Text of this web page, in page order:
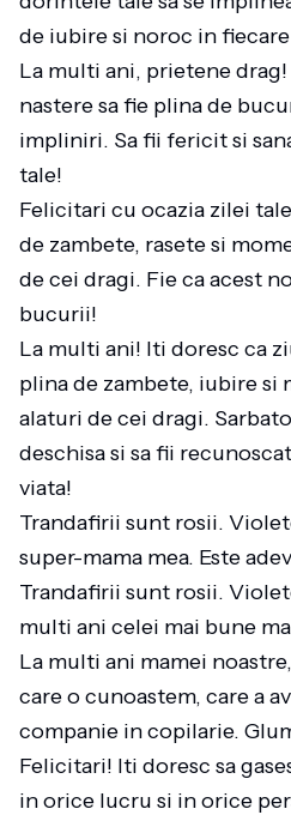
de iubire si noroc in
La multi ani, prietene
nastere sa fie plina de
impliniri. Sa fii fericit si
tale!
Felicitari cu ocazia zilei
de zambete, rasete si
de cei dragi. Fie ca acest
bucurii!
La multi ani! Iti doresc ca
plina de zambete, iubire si
alaturi de cei dragi.
deschisa si sa fii
viata!
Trandafirii sunt rosii.
super-mama mea. Este
Trandafirii sunt rosii.
multi ani celei mai bune
La multi ani mamei
care o cunoastem, care a
companie in copilarie.
Felicitari! Iti doresc sa
in orice lucru si in orice